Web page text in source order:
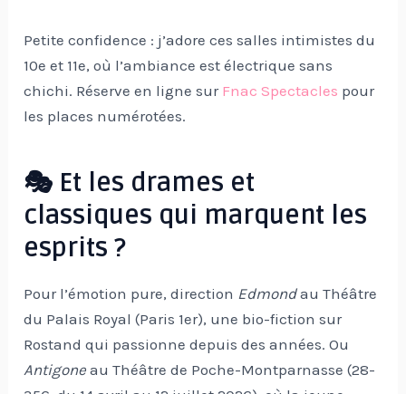
Petite confidence : j’adore ces salles intimistes du
10e et 11e, où l’ambiance est électrique sans
chichi. Réserve en ligne sur Fnac Spectacles pour
les places numérotées.
🎭 Et les drames et
classiques qui marquent les
esprits ?
Pour l’émotion pure, direction Edmondau Théâtre
du Palais Royal (Paris 1er), une bio-fiction sur
Rostand qui passionne depuis des années. Ou
Antigone au Théâtre de Poche-Montparnasse (28-